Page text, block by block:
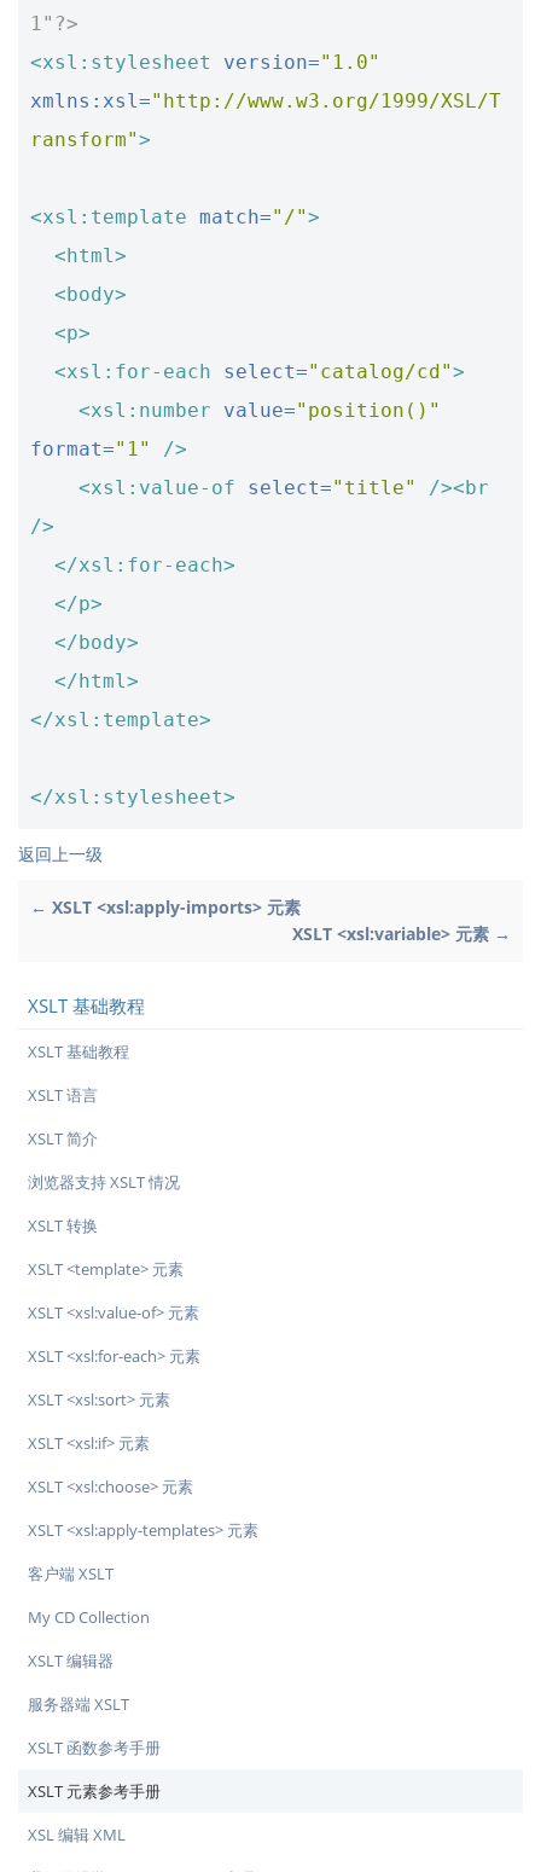
1"?>
<xsl:stylesheet
version="1.0"
xmlns:xsl="http://www.w3.org/1999/XSL/T
ransform">
<xsl:template match="/">
<html>
<body>
<p>
<xsl:for-each
select="catalog/cd">
<xsl:number
value="position()"
format="1"
/>
<xsl:value-of
select="title"
/><br
/>
</xsl:for-each>
</p>
</body>
</html>
</xsl:template>
</xsl:stylesheet>
返回上一级
← XSLT <xsl:apply-imports> 元素
XSLT <xsl:variable> 元素 →
XSLT 基础教程
XSLT 基础教程
XSLT 语言
XSLT 简介
浏览器支持 XSLT 情况
XSLT 转换
XSLT <template> 元素
XSLT <xsl:value-of> 元素
XSLT <xsl:for-each> 元素
XSLT <xsl:sort> 元素
XSLT <xsl:if> 元素
XSLT <xsl:choose> 元素
XSLT <xsl:apply-templates> 元素
客户端 XSLT
My CD Collection
XSLT 编辑器
服务器端 XSLT
XSLT 函数参考手册
XSLT 元素参考手册
XSL 编辑 XML